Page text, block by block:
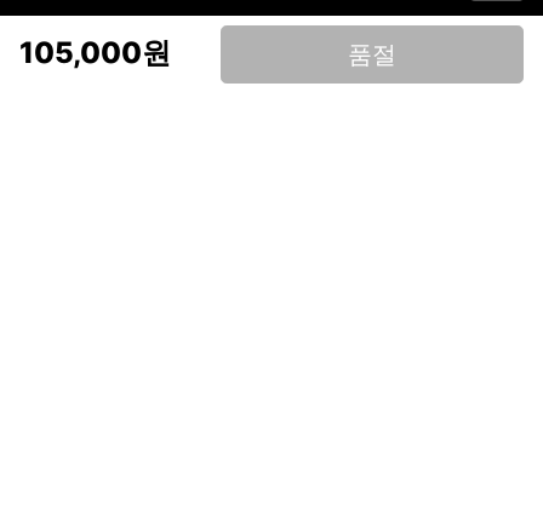
105,000원 품절
이용약관고객센터판매개인정보 처리방침사업자 정보다운로드